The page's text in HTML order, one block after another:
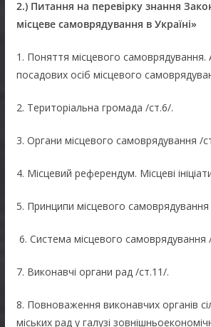
2.) Питання на перевірку знання
місцеве самоврядування в Україні»
1. Поняття місцевого самоврядування.
посадових осіб місцевого
2. Територіальна громада /ст.6/.
3. Органи місцевого самоврядування /
4. Місцевий референдум. Місцеві
5. Принципи місцевого самоврядування
6. Система місцевого самоврядування
7. Виконавчі органи рад /ст.11/.
8. Повноваження виконавчих органів
міських рад у галузі